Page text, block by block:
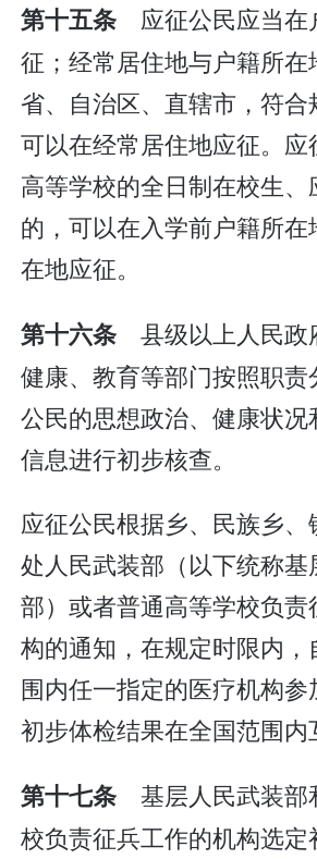
第十五条 应征公民应当在
征；经常居住地与户籍所在
省、自治区、直辖市，符合
可以在经常居住地应征。应
高等学校的全日制在校生、
的，可以在入学前户籍所
在地应征。
第十六条 县级以上人民政
健康、教育等部门按照职责
公民的思想政治、健康状况
信息进行初步核查。
应征公民根据乡、民族乡
处人民武装部（以下统称基
部）或者普通高等学校负
构的通知，在规定时限内
围内任一指定的医疗机构参
初步体检结果在全国范围内
第十七条 基层人民武装部
校负责征兵工作的机构选定